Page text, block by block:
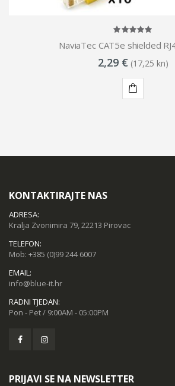
2,29 € (17,25 kn)
KONTAKTIRAJTE NAS
ADRESA:
Kralja Zvonimira 79, 22213 Pirovac
TELEFON:
Mob: +385 (0)99 244 6007
EMAIL:
info@blue-it.hr
RADNI TJEDAN:
Pon - Pet / 9:00AM - 05:00PM
PRIJAVI SE NA NEWSLETTER